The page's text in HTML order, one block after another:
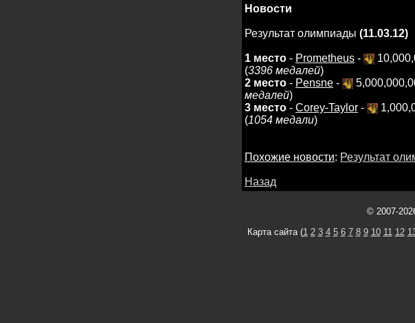
Новости
Результат олимпиады (11.03.12)
1 место - Prometheus -
(3396 медалей)
2 место - Pensne -
медалей)
3 место - Corey-Taylor -
(1054 медали)
Похожие новости: Результат
Назад
© 2007-
Карта сайта (1 2 3 4 5 6 7 8 9 10 11 12